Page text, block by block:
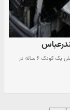
رئیس پلیس راهنمایی و رانندگی هرمزگان، جزئیات مرگ دلخراش یک کودک ۶ ساله در